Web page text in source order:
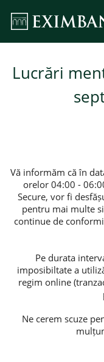
Lucrări
Vă informăm că în
orelor 04:00 -
Secure, vor fi
pentru mai multe
continue de
Pe durata
imposibiltate a
regim online
Ne cerem scuze